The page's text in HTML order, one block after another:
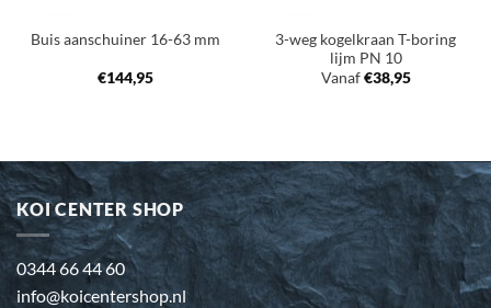
Buis aanschuiner 16-63 mm
€144,95
3-weg kogelkraan T-boring
lijm PN 10
Vanaf€38,95
KOI CENTER SHOP
0344 66 44 60
info@koicentershop.nl